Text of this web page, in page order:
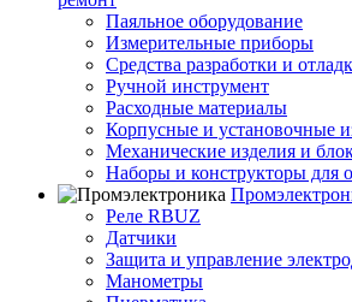
Паяльное оборудование
Измерительные приборы
Средства разработки и
Ручной инструмент
Расходные материалы
Корпусные и установочные
Механические изделия и
Наборы и конструкторы для
Реле RBUZ
Датчики
Защита и управление
Манометры